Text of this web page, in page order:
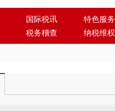
国际税讯
特色服务
税务稽查 纳税维权